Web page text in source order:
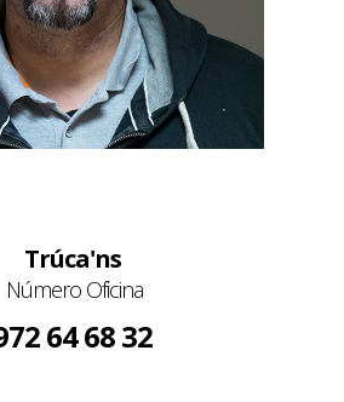
Trúca'ns
Número Oficina
64 68 32